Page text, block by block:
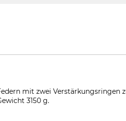
mit zwei Verstärkungsringen
3150 g.